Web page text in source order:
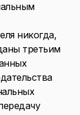
никогда,
третьим